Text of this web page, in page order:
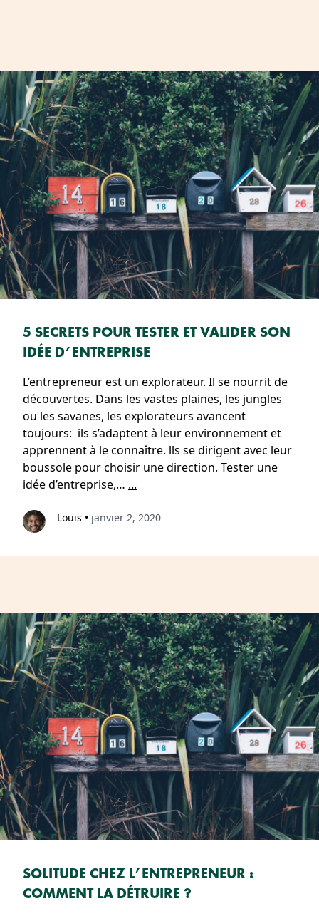
5 SECRETS POUR TESTER ET VALIDER SON
IDÉE D’ENTREPRISE
L’entrepreneur est un explorateur. Il se nourrit de
découvertes. Dans les vastes plaines, les jungles
ou les savanes, les explorateurs avancent
toujours: ils s’adaptent à leur environnement et
apprennent à le connaître. lls se dirigent avec leur
boussole pour choisir une direction. Tester une
idée d’entreprise,… ...
Louis • janvier 2, 2020
SOLITUDE CHEZ L’ENTREPRENEUR :
COMMENT LA DÉTRUIRE ?